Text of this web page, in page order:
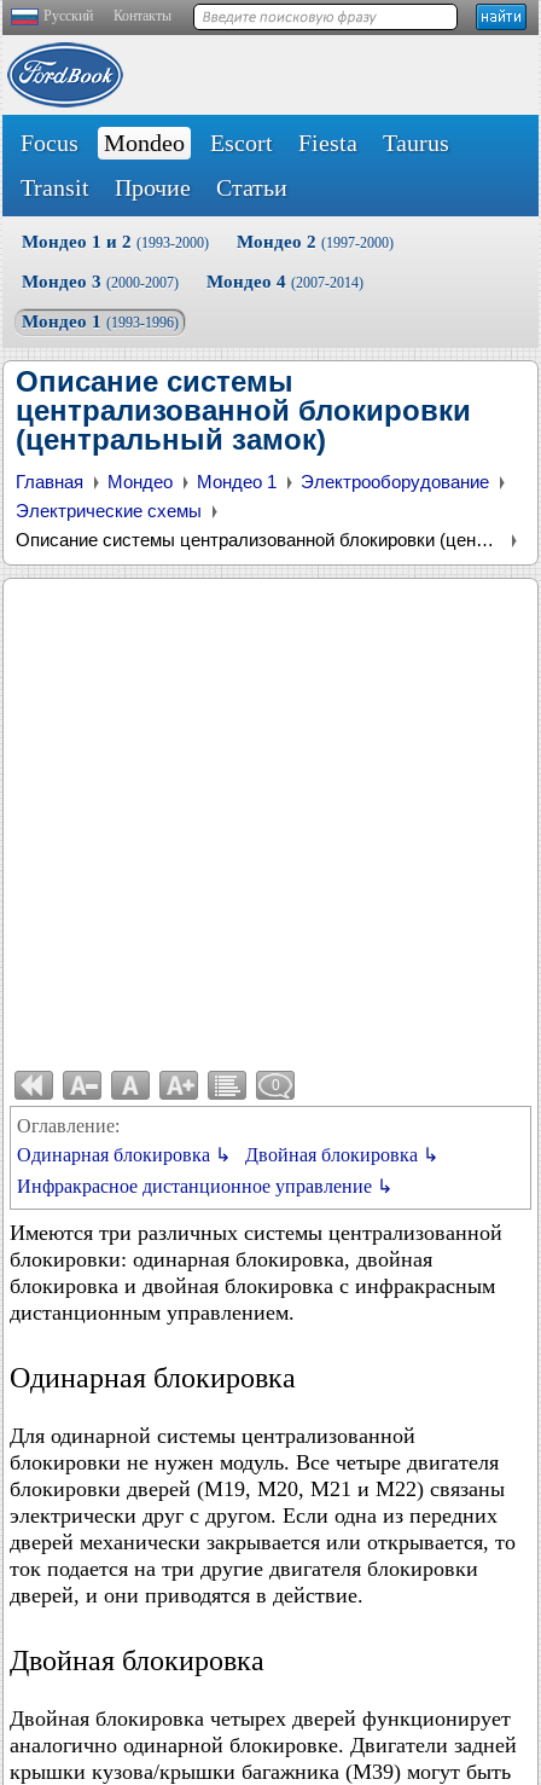
Русский Контакты
Focus Mondeo Escort Fiesta
Taurus
Transit
Прочие Статьи
Мондео 1 и 2 (1993-2000) Мондео 2 (1997-2000)
Мондео 3 (2000-2007) Мондео 4 (2007-2014)
Мондео 1 (1993-1996)
Описание системы
централизованной блокировки
(центральный замок)
Главная Мондео Мондео 1
Электрооборудование
Электрические схемы
Описание системы централизованной блокировки (центральный замок)
0
Оглавление:
Одинарная блокировка ↳
Двойная блокировка ↳
Инфракрасное дистанционное управление ↳
Имеются три различных системы централизованной
блокировки: одинарная блокировка, двойная
блокировка и двойная блокировка с инфракрасным
дистанционным управлением.
Одинарная блокировка
Для одинарной системы централизованной
блокировки не нужен модуль. Все четыре двигателя
блокировки дверей (М19, М20, М21 и М22) связаны
электрически друг с другом. Если одна из передних
дверей механически закрывается или открывается, то
ток подается на три другие двигателя блокировки
дверей, и они приводятся в действие.
Двойная блокировка
Двойная блокировка четырех дверей функционирует
аналогично одинарной блокировке. Двигатели задней
крышки кузова/крышки багажника (М39) могут быть